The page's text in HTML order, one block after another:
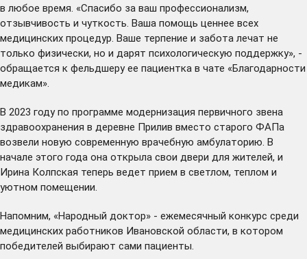
в любое время. «Спасибо за ваш профессионализм,
отзывчивость и чуткость. Ваша помощь ценнее всех
медицинских процедур. Ваше терпение и забота лечат не
только физически, но и дарят психологическую поддержку», -
обращается к фельдшеру ее пациентка в чате «Благодарности
медикам».
В 2023 году по программе модернизация первичного звена
здравоохранения в деревне Прилив вместо старого ФАПа
возвели новую современную врачебную амбулаторию. В
начале этого года она открыла свои двери для жителей, и
Ирина Колпская теперь ведет прием в светлом, теплом и
уютном помещении.
Напомним, «Народный доктор» - ежемесячный конкурс среди
медицинских работников Ивановской области, в котором
победителей выбирают сами пациенты.